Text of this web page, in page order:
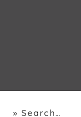
» Search…